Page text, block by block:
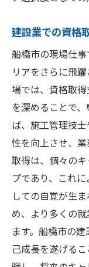
建設業での資格
船橋市の現場仕
リアをさらに飛
場では、資格取
を深めることで
ば、施工管理技
性を向上させ、
取得は、個々の
プであり、これ
しての自覚が生
め、より多くの
ます。船橋市の
己成長を遂げる